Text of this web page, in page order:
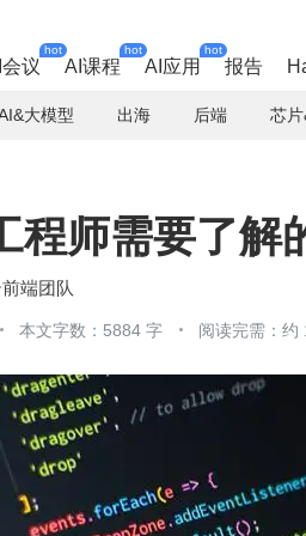
议
hot
AI课程
hot
AI应用
hot
报告
大模型 出海 后端 芯片
程师需要了解
端团队
本文字数：5884 字 阅读完需：约